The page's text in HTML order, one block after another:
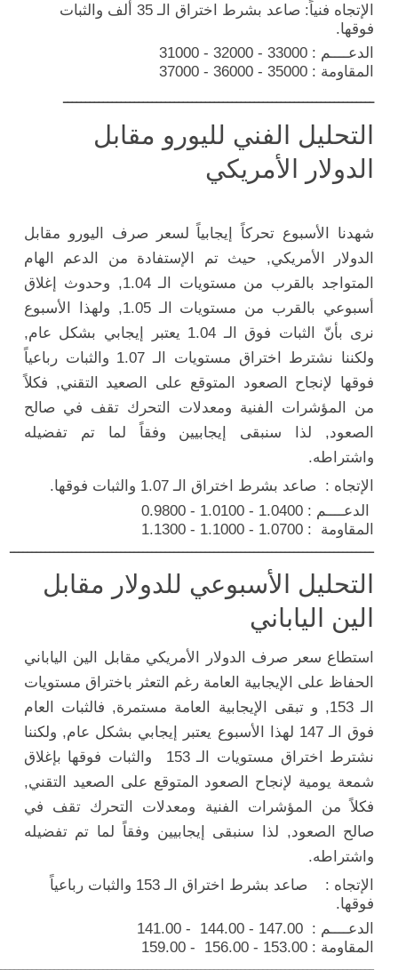
الإتجاه فنياً: صاعد بشرط اختراق الـ 35 ألف والثبات
فوقها.
الدعــــم : 33000 - 32000 - 31000
المقاومة : 35000 - 36000 - 37000
ــــــــــــــــــــــــــــــــــــــــــــــــــــــــــــــــــــــ
التحليل الفني لليورو مقابل
الدولار الأمريكي
شهدنا الأسبوع تحركاً إيجابياً لسعر صرف اليورو مقابل
الدولار الأمريكي, حيث تم الإستفادة من الدعم الهام
المتواجد بالقرب من مستويات الـ 1.04, وحدوث إغلاق
أسبوعي بالقرب من مستويات الـ 1.05, ولهذا الأسبوع
نرى بأنّ الثبات فوق الـ 1.04 يعتبر إيجابي بشكل عام,
ولكننا نشترط اختراق مستويات الـ 1.07 والثبات رباعياً
فوقها لإنجاح الصعود المتوقع على الصعيد التقني, فكلاً
من المؤشرات الفنية ومعدلات التحرك تقف في صالح
الصعود, لذا سنبقى إيجابيين وفقاً لما تم تفضيله
واشتراطه.
الإتجاه : صاعد بشرط اختراق الـ 1.07 والثبات فوقها.
الدعــــم : 1.0400 - 1.0100 - 0.9800
المقاومة : 1.0700 - 1.1000 - 1.1300
ــــــــــــــــــــــــــــــــــــــــــــــــــــــــــــــــــــــــــــــــــ
التحليل الأسبوعي للدولار مقابل
الين الياباني
استطاع سعر صرف الدولار الأمريكي مقابل الين الياباني
الحفاظ على الإيجابية العامة رغم التعثر باختراق مستويات
الـ 153, و تبقى الإيجابية العامة مستمرة, فالثبات العام
فوق الـ 147 لهذا الأسبوع يعتبر إيجابي بشكل عام, ولكننا
نشترط اختراق مستويات الـ 153 والثبات فوقها بإغلاق
شمعة يومية لإنجاح الصعود المتوقع على الصعيد التقني,
فكلاً من المؤشرات الفنية ومعدلات التحرك تقف في
صالح الصعود, لذا سنبقى إيجابيين وفقاً لما تم تفضيله
واشتراطه.
الإتجاه : صاعد بشرط اختراق الـ 153 والثبات رباعياً
فوقها.
الدعــــم : 147.00 - 144.00 - 141.00
المقاومة : 153.00 - 156.00 - 159.00